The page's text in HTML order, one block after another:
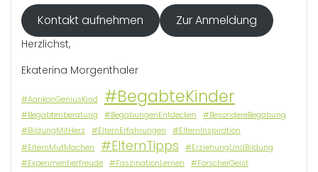
Kontakt aufnehmen Zur Anmeldung
Herzlichst,
Ekaterina Morgenthaler
#AarikonGeniusKind #BegabteKinder
#Begabtenberatung #BegabungenEntdecken
#BesondereBegabung
#BildungMitHerz
#ElternErfahrungen
#ElternInspiration
#ElternMutMachen
#ElternTipps
#ErziehungUndBildung
#Experimentierfreude #FaszinationLernen
#ForscherGeist